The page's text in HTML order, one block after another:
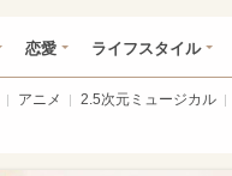
恋愛 ライフスタイル
アニメ 2.5次元ミュージカル